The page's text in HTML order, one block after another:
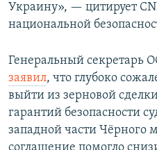
Украину», — цитирует
национальной
Генеральный секретарь
заявил, что глубоко
выйти из зерновой
гарантий безопасности
западной части Чёрного